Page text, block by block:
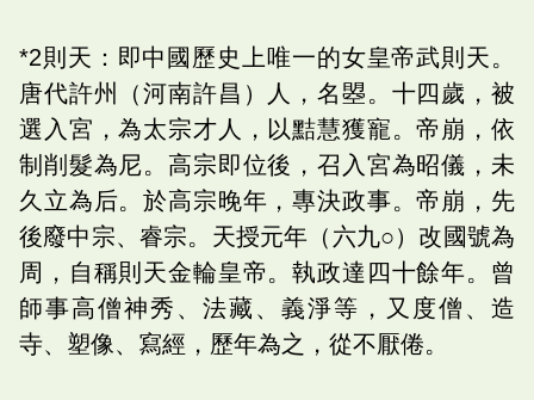
*2則天：即中國歷史上唯一的女皇帝武則天。
唐代許州（河南許昌）人，名曌。十四歲，被
選入宮，為太宗才人，以黠慧獲寵。帝崩，依
制削髮為尼。高宗即位後，召入宮為昭儀，未
久立為后。於高宗晚年，專決政事。帝崩，先
後廢中宗、睿宗。天授元年（六九○）改國號為
周，自稱則天金輪皇帝。執政達四十餘年。曾
師事高僧神秀、法藏、義淨等，又度僧、造
寺、塑像、寫經，歷年為之，從不厭倦。